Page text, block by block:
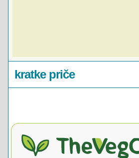
kratke priče